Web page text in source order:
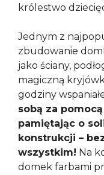
królestwo
Jednym z
zbudowanie
jako ściany,
magiczną
godziny
sobą za
pamiętając o
konstrukcji –
wszystkim! Na
domek farbami